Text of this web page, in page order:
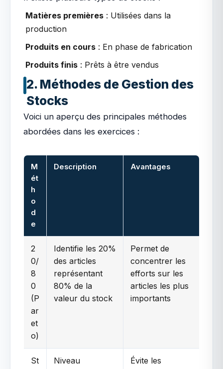
Matières premières : Utilisées dans la
production
Produits en cours : En phase de fabrication
Produits finis : Prêts à être vendus
2. Méthodes de Gestion des
Stocks
Voici un aperçu des principales méthodes
abordées dans les exercices :
M
ét
h
o
d
e
Description Avantages
2
0/
8
0
(P
ar
et
o)
Identifie les 20%
des articles
représentant
80% de la
valeur du stock
Permet de
concentrer les
efforts sur les
articles les plus
importants
St
Niveau
Évite les